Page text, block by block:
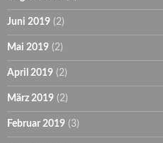
Juni 2019 (2)
Mai 2019 (2)
April 2019 (2)
März 2019 (2)
Februar 2019 (3)